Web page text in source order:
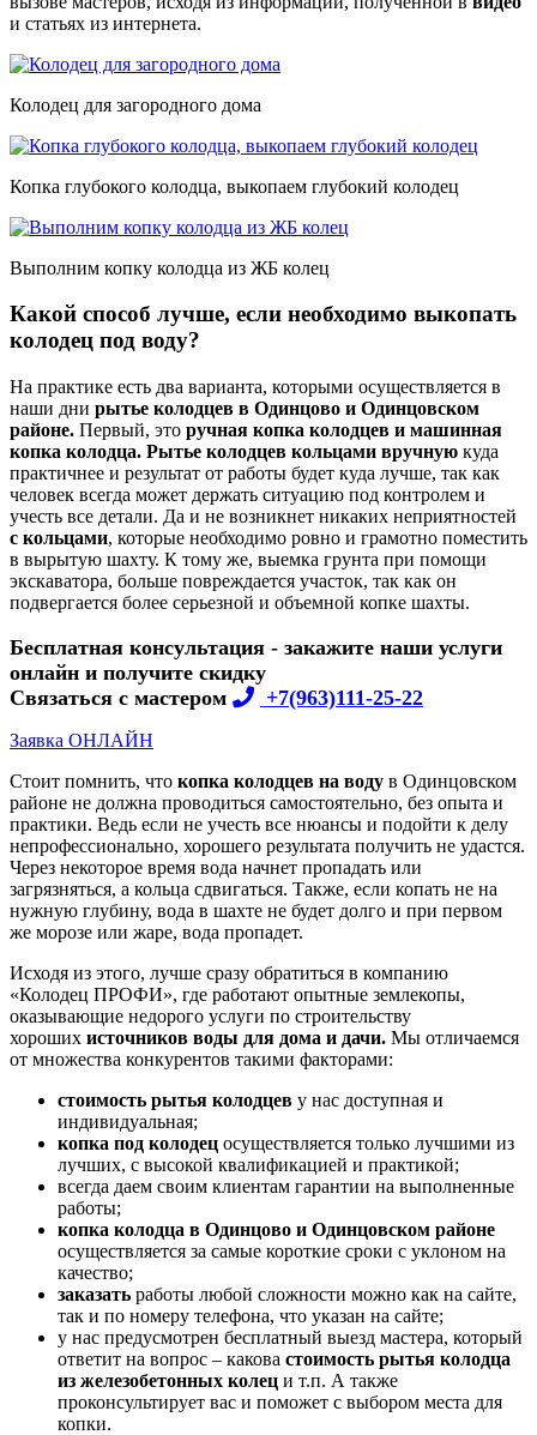
и статьях из интернета.
Колодец для загородного дома
Копка глубокого колодца, выкопаем глубокий колодец
Выполним копку колодца из ЖБ колец
Какой способ лучше, если необходимо выкопать
колодец под воду?
На практике есть два варианта, которыми осуществляется в
наши дни рытье колодцев в Одинцово и Одинцовском
районе. Первый, это ручная копка колодцев и машинная
копка колодца. Рытье колодцев кольцами вручную куда
практичнее и результат от работы будет куда лучше, так как
человек всегда может держать ситуацию под контролем и
учесть все детали. Да и не возникнет никаких неприятностей
с кольцами, которые необходимо ровно и грамотно поместить
в вырытую шахту. К тому же, выемка грунта при помощи
экскаватора, больше повреждается участок, так как он
подвергается более серьезной и объемной копке шахты.
Бесплатная консультация - закажите наши услуги
онлайн и получите скидку
Связаться с мастером
+7(963)111-25-22
Заявка ОНЛАЙН
Стоит помнить, что копка колодцев на воду в Одинцовском
районе не должна проводиться самостоятельно, без опыта и
практики. Ведь если не учесть все нюансы и подойти к делу
непрофессионально, хорошего результата получить не удастся.
Через некоторое время вода начнет пропадать или
загрязняться, а кольца сдвигаться. Также, если копать не на
нужную глубину, вода в шахте не будет долго и при первом
же морозе или жаре, вода пропадет.
Исходя из этого, лучше сразу обратиться в компанию
«Колодец ПРОФИ», где работают опытные землекопы,
оказывающие недорого услуги по строительству
хороших источников воды для дома и дачи. Мы отличаемся
от множества конкурентов такими факторами:
стоимость рытья колодцев у нас доступная и
индивидуальная;
копка под колодец осуществляется только лучшими из
лучших, с высокой квалификацией и практикой;
всегда даем своим клиентам гарантии на выполненные
работы;
копка колодца в Одинцово и Одинцовском районе
осуществляется за самые короткие сроки с уклоном на
качество;
заказать работы любой сложности можно как на сайте,
так и по номеру телефона, что указан на сайте;
у нас предусмотрен бесплатный выезд мастера, который
ответит на вопрос – какова стоимость рытья колодца
из железобетонных колец и т.п. А также
проконсультирует вас и поможет с выбором места для
копки.